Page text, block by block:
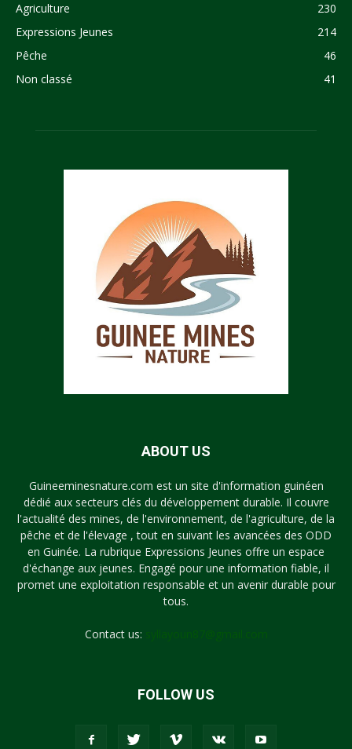
Agriculture
230
Expressions Jeunes
214
Pêche
46
Non classé
41
ABOUT US
Guineeminesnature.com est un site d'information guinéen
dédié aux secteurs clés du développement durable. Il couvre
l'actualité des mines, de l'environnement, de l'agriculture, de la
pêche et de l'élevage , tout en suivant les avancées des ODD
en Guinée. La rubrique Expressions Jeunes offre un espace
d'échange aux jeunes. Engagé pour une information fiable, il
promet une exploitation responsable et un avenir durable pour
tous.
Contact us:
FOLLOW US